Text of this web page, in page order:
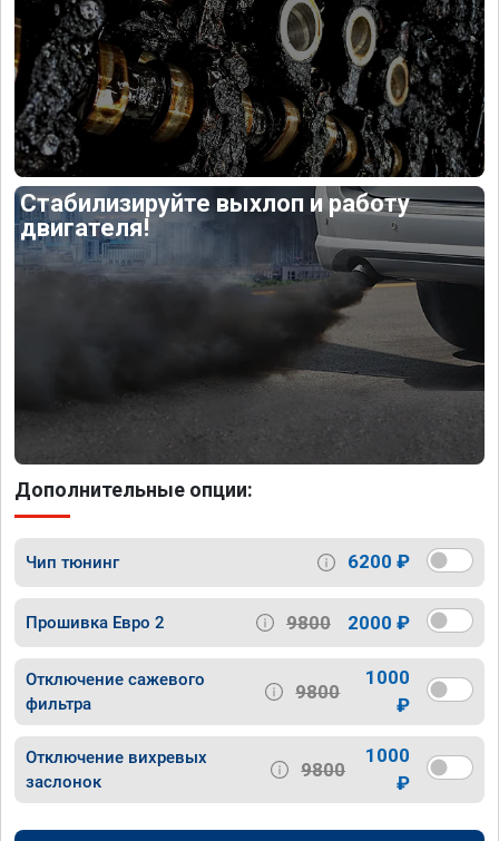
Стабилизируйте выхлоп и работу
двигателя!
Дополнительные опции:
Чип тюнинг 6200 ₽
Прошивка Евро 2 9800 2000 ₽
Отключение сажевого
фильтра
9800
1000
₽
Отключение вихревых
заслонок
9800
1000
₽